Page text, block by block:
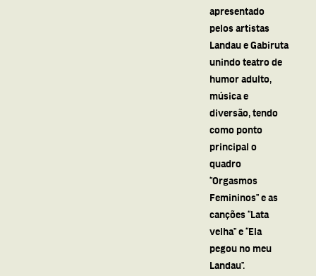
apresentado
pelos artistas
Landau e Gabiruta
unindo teatro de
humor adulto,
música e
diversão, tendo
como ponto
principal o
quadro
‘’Orgasmos
Femininos’’ e as
canções ‘‘Lata
velha’’ e ‘‘Ela
pegou no meu
Landau’’.